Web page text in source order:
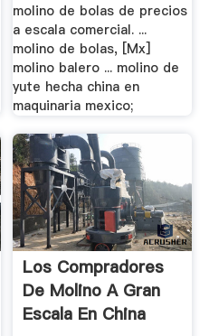
molino de bolas de precios
a escala comercial. ...
molino de bolas, [Mx]
molino balero ... molino de
yute hecha china en
maquinaria mexico;
Los Compradores
De Molino A Gran
Escala En China